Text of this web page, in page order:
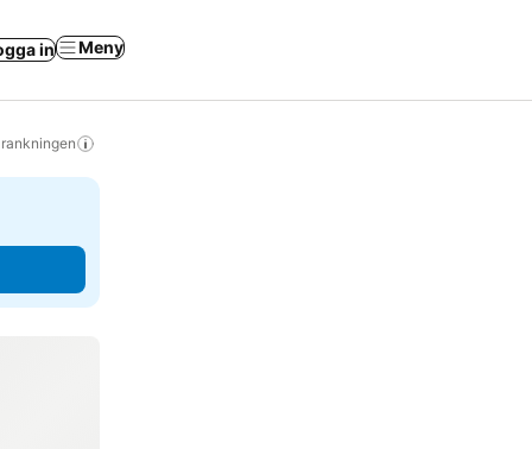
in Meny